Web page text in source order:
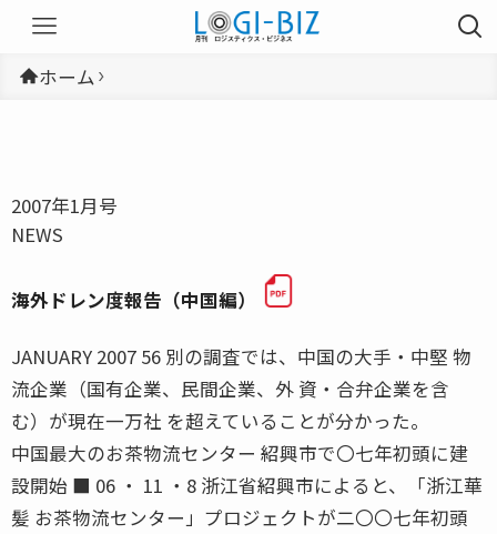
ホーム
2007年1月号
NEWS
海外ドレン度報告（中国編）
JANUARY 2007 56 別の調査では、中国の大手・中堅 物
流企業（国有企業、民間企業、外 資・合弁企業を含
む）が現在一万社 を超えていることが分かった。
中国最大のお茶物流センター 紹興市で〇七年初頭に建
設開始 ■ 06 ・ 11 ・8 浙江省紹興市によると、「浙江華
髪 お茶物流センター」プロジェクトが二〇〇七年初頭